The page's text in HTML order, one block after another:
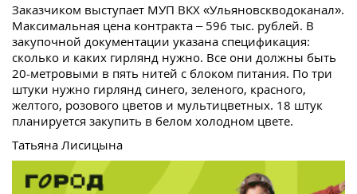
Заказчиком выступает МУП ВКХ «Ульяновскводоканал».
Максимальная цена контракта – 596 тыс. рублей. В
закупочной документации указана спецификация:
сколько и каких гирлянд нужно. Все они должны быть
20-метровыми в пять нитей с блоком питания. По три
штуки нужно гирлянд синего, зеленого, красного,
желтого, розового цветов и мультицветных. 18 штук
планируется закупить в белом холодном цвете.
Татьяна Лисицына